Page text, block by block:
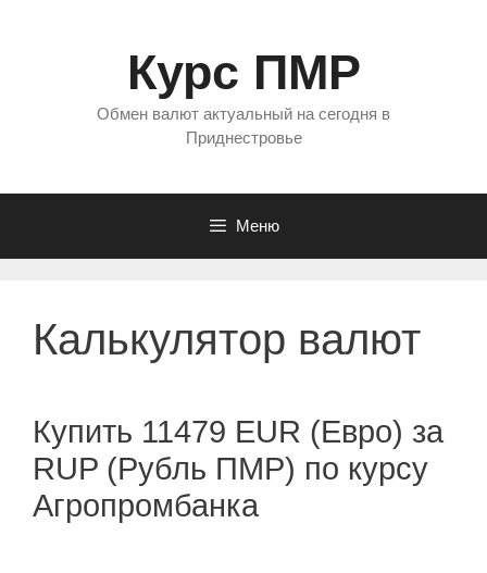
Курс ПМР
Обмен валют актуальный на сегодня в
Приднестровье
Меню
Калькулятор валют
Купить 11479 EUR (Евро) за
RUP (Рубль ПМР) по курсу
Агропромбанка